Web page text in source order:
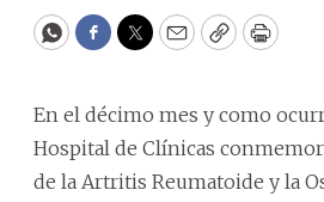
WhatsApp
Facebook
Twitter
EmailCopyPrint
En el décimo mes y como
Hospital de Clínicas
de la Artritis Reumatoide y la